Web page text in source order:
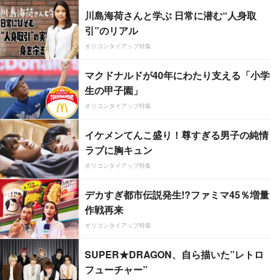
川島海荷さんと学ぶ 日常に潜む“人身取
引”のリアル
オリコンタイアップ特集
マクドナルドが40年にわたり支える「小学
生の甲子園」
オリコンタイアップ特集
イケメンてんこ盛り！尊すぎる男子の純情
ラブに胸キュン
オリコンタイアップ特集
デカすぎ都市伝説発生!?ファミマ45％増量
作戦再来
オリコンタイアップ特集
SUPER★DRAGON、自ら描いた”レトロ
フューチャー”